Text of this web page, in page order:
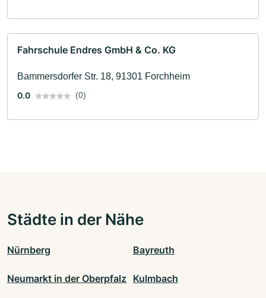
Fahrschule Endres GmbH & Co. KG
Bammersdorfer Str. 18, 91301 Forchheim
0.0
(0)
Städte in der Nähe
Nürnberg Bayreuth
Neumarkt in der Oberpfalz Kulmbach